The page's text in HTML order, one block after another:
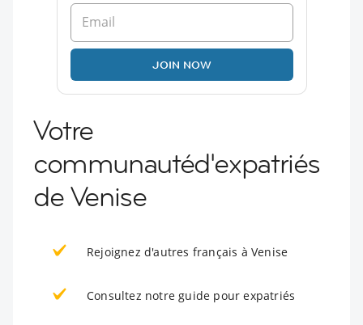
JOIN NOW
Votre
communautéd'expatriés
de Venise
Rejoignez d'autres français à Venise
Consultez notre guide pour expatriés